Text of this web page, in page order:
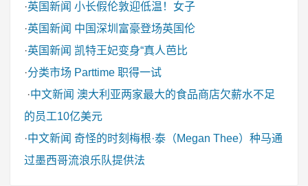
·英国新闻 小长假伦敦迎低温！女子
·英国新闻 中国深圳富豪登场英国伦
·英国新闻 凯特王妃变身“真人芭比
·分类市场 Parttime 职得一试
·中文新闻 澳大利亚两家最大的食品商店欠薪水不足
的员工10亿美元
·中文新闻 奇怪的时刻梅根·泰（Megan Thee）种马通
过墨西哥流浪乐队提供法